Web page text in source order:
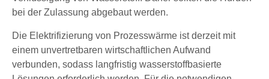
bei der Zulassung abgebaut werden.
Die Elektrifizierung von Prozesswärme ist derzeit mit
einem unvertretbaren wirtschaftlichen Aufwand
verbunden, sodass langfristig wasserstoffbasierte